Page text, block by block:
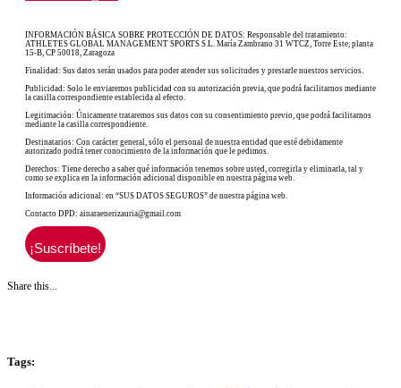
INFORMACIÓN BÁSICA SOBRE PROTECCIÓN DE DATOS: Responsable del tratamiento:
ATHLETES GLOBAL MANAGEMENT SPORTS S.L. María Zambrano 31 WTCZ, Torre Este, planta
15-B, CP 50018, Zaragoza
Finalidad: Sus datos serán usados para poder atender sus solicitudes y prestarle nuestros servicios.
Publicidad: Solo le enviaremos publicidad con su autorización previa, que podrá facilitarnos mediante
la casilla correspondiente establecida al efecto.
Legitimación: Únicamente trataremos sus datos con su consentimiento previo, que podrá facilitarnos
mediante la casilla correspondiente.
Destinatarios: Con carácter general, sólo el personal de nuestra entidad que esté debidamente
autorizado podrá tener conocimiento de la información que le pedimos.
Derechos: Tiene derecho a saber qué información tenemos sobre usted, corregirla y eliminarla, tal y
como se explica en la información adicional disponible en nuestra página web.
Información adicional: en “SUS DATOS SEGUROS” de nuestra página web.
Contacto DPD: ainaraenerizauria@gmail.com
Share this...
Tags: